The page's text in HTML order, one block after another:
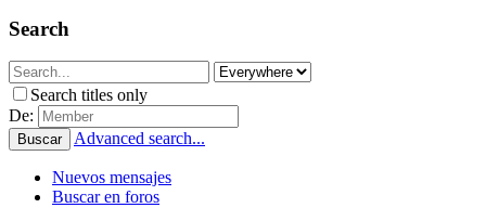
Search
Search titles only
De:
Buscar Advanced search...
Nuevos mensajes
Buscar en foros